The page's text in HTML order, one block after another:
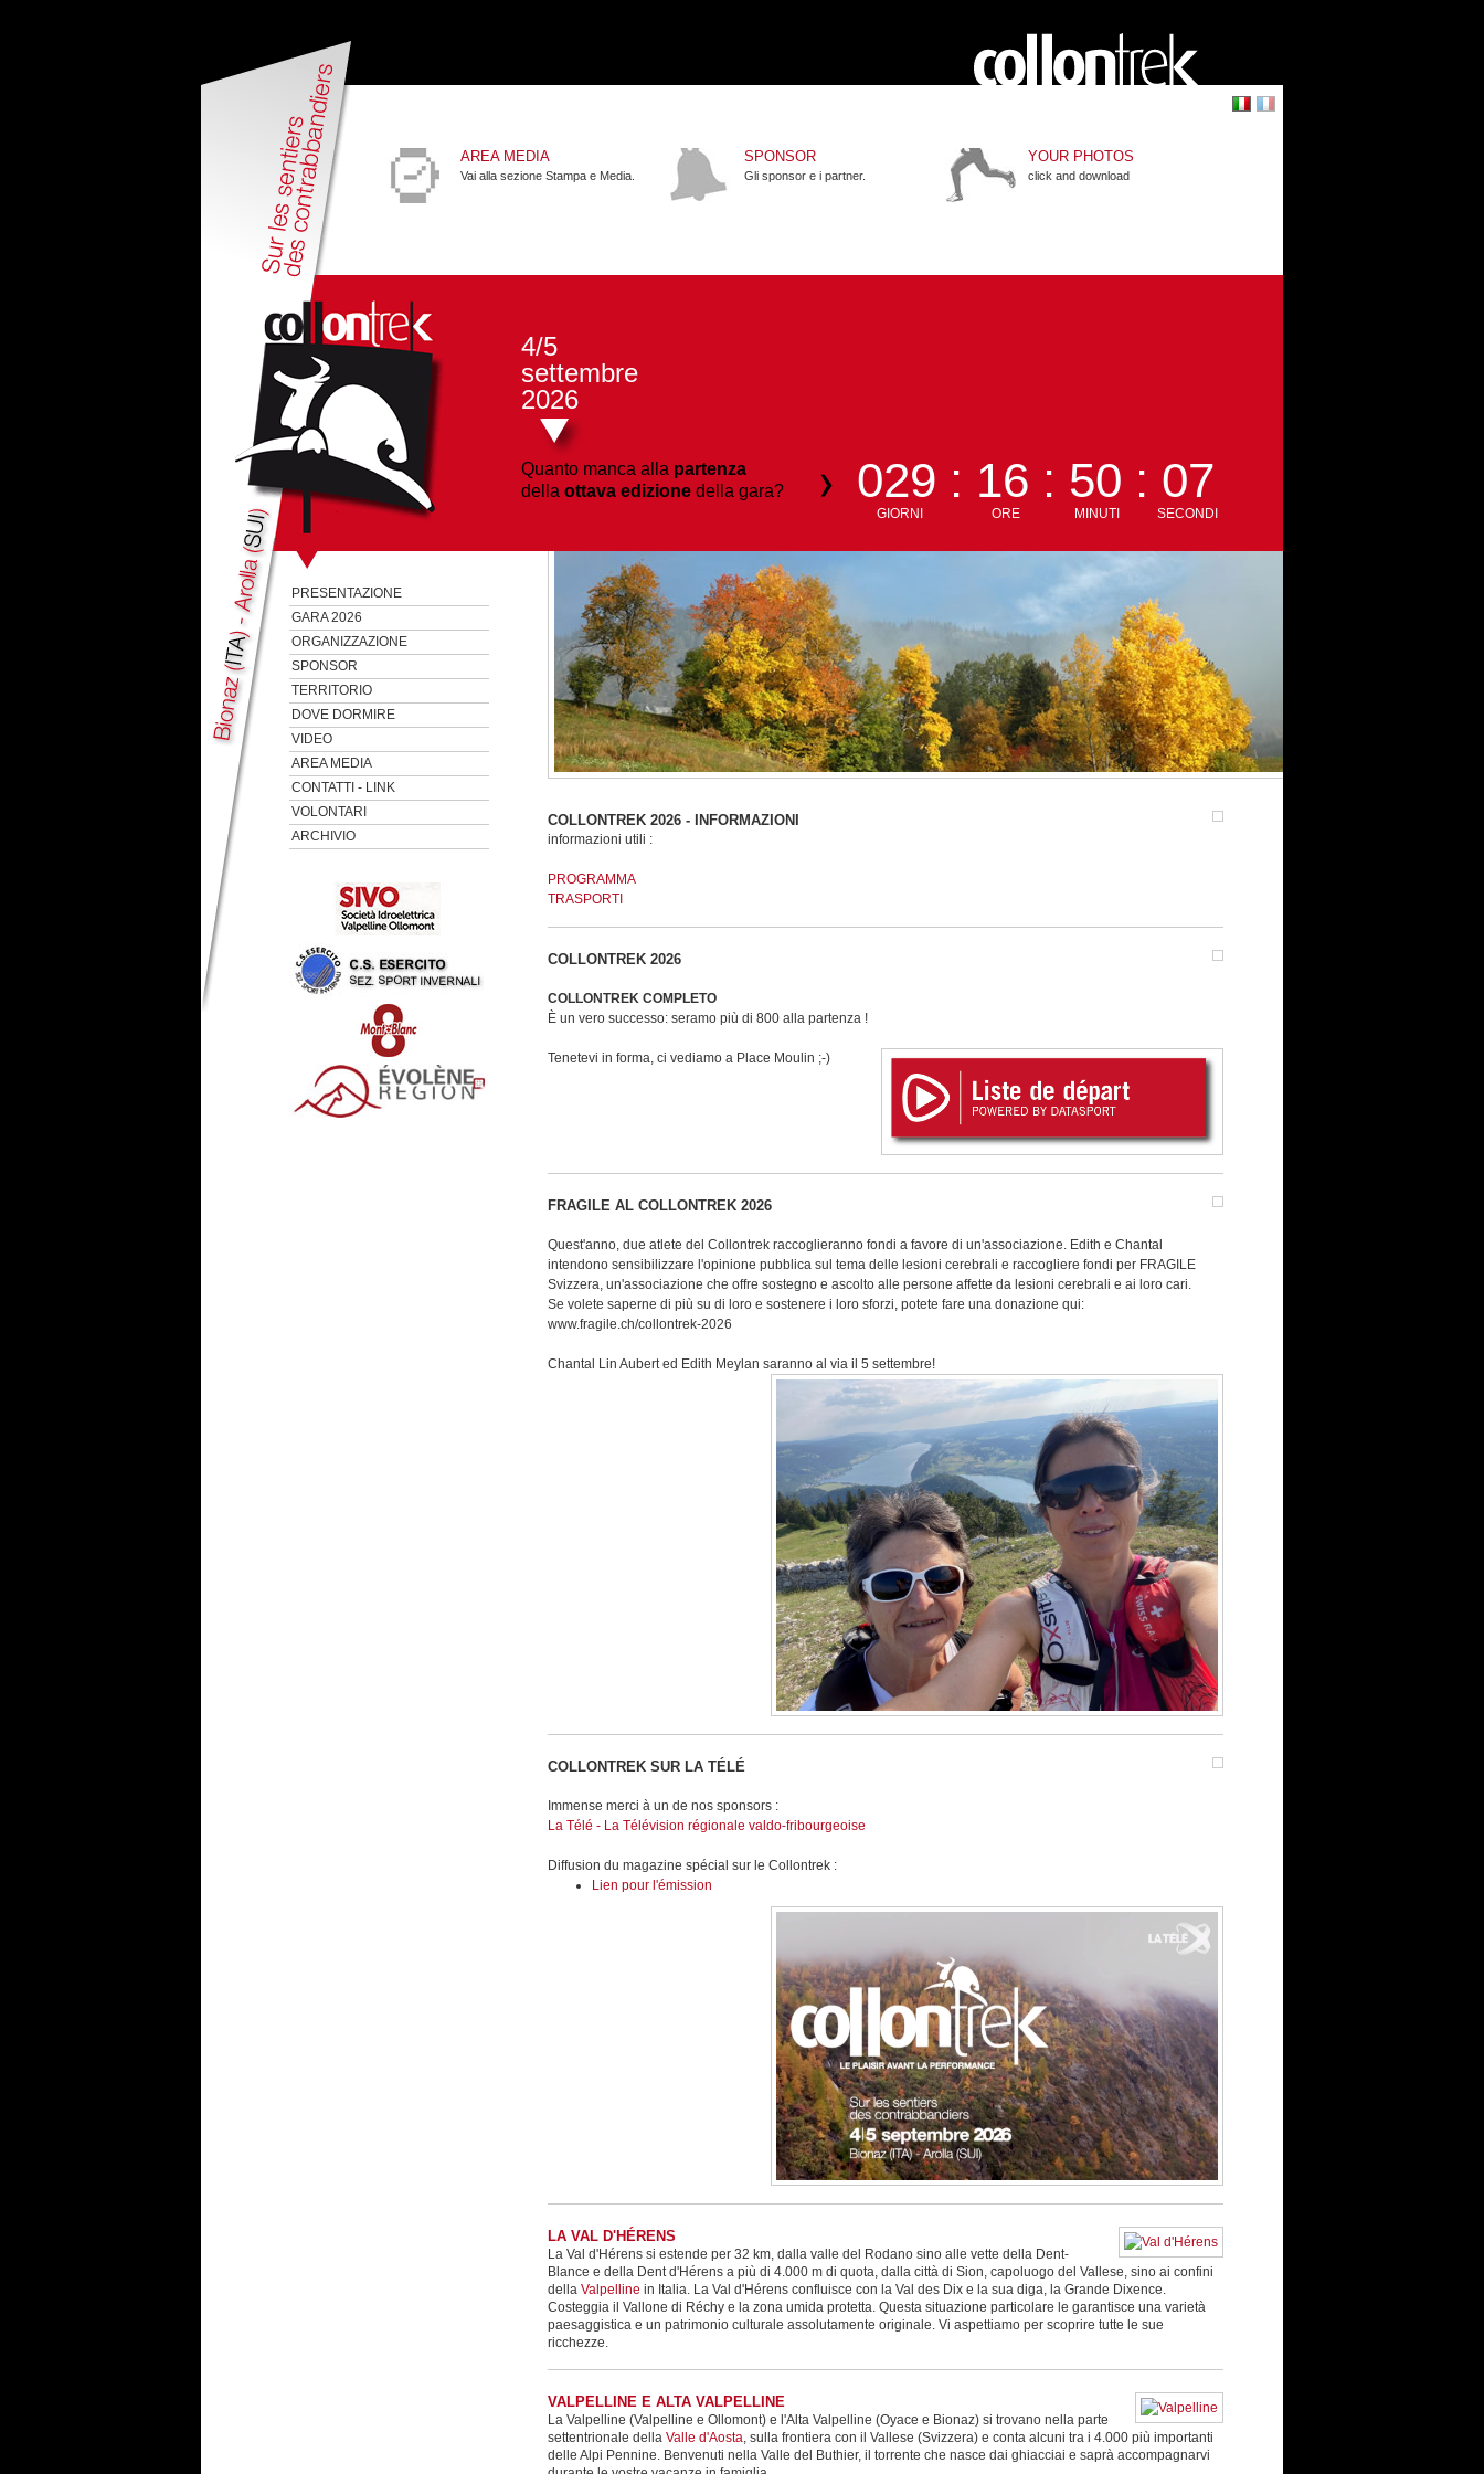
AREA MEDIA
Vai alla sezione Stampa e Media.
SPONSOR
Gli sponsor e i partner.
YOUR PHOTOS
click and download
4/5
settembre
2026
Quanto manca alla partenza
della ottava edizione della gara? 029 : 16 : 50 : 06
GIORNI ORE MINUTI SECONDI
PRESENTAZIONE
GARA 2026
ORGANIZZAZIONE
SPONSOR
TERRITORIO
DOVE DORMIRE
VIDEO
AREA MEDIA
CONTATTI - LINK
VOLONTARI
ARCHIVIO
COLLONTREK 2026 - INFORMAZIONI
informazioni utili :
PROGRAMMA
TRASPORTI
COLLONTREK 2026
COLLONTREK COMPLETO
È un vero successo: seramo più di 800 alla partenza !
Tenetevi in forma, ci vediamo a Place Moulin ;-)
FRAGILE AL COLLONTREK 2026
Quest'anno, due atlete del Collontrek raccoglieranno fondi a favore di un'associazione. Edith e Chantal
intendono sensibilizzare l'opinione pubblica sul tema delle lesioni cerebrali e raccogliere fondi per FRAGILE
Svizzera, un'associazione che offre sostegno e ascolto alle persone affette da lesioni cerebrali e ai loro cari.
Se volete saperne di più su di loro e sostenere i loro sforzi, potete fare una donazione qui:
www.fragile.ch/collontrek-2026
Chantal Lin Aubert ed Edith Meylan saranno al via il 5 settembre!
COLLONTREK SUR LA TÉLÉ
Immense merci à un de nos sponsors :
La Télé - La Télévision régionale valdo-fribourgeoise
Diffusion du magazine spécial sur le Collontrek :
Lien pour l'émission
LA VAL D'HÉRENS
La Val d'Hérens si estende per 32 km, dalla valle del Rodano sino alle vette della Dent-
Blance e della Dent d'Hérens a più di 4.000 m di quota, dalla città di Sion, capoluogo del Vallese, sino ai confini
della Valpelline in Italia. La Val d'Hérens confluisce con la Val des Dix e la sua diga, la Grande Dixence.
Costeggia il Vallone di Réchy e la zona umida protetta. Questa situazione particolare le garantisce una varietà
paesaggistica e un patrimonio culturale assolutamente originale. Vi aspettiamo per scoprire tutte le sue
ricchezze.
VALPELLINE E ALTA VALPELLINE
La Valpelline (Valpelline e Ollomont) e l'Alta Valpelline (Oyace e Bionaz) si trovano nella parte
settentrionale della Valle d'Aosta, sulla frontiera con il Vallese (Svizzera) e conta alcuni tra i 4.000 più importanti
delle Alpi Pennine. Benvenuti nella Valle del Buthier, il torrente che nasce dai ghiacciai e saprà accompagnarvi